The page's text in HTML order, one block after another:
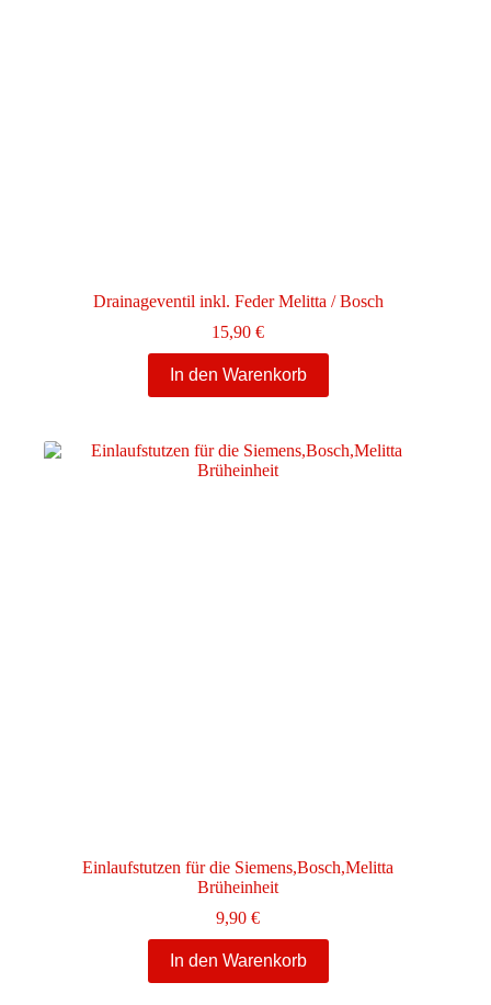
Drainageventil inkl. Feder Melitta / Bosch
15,90€
In den Warenkorb
Einlaufstutzen für die Siemens,Bosch,Melitta
Brüheinheit
9,90€
In den Warenkorb